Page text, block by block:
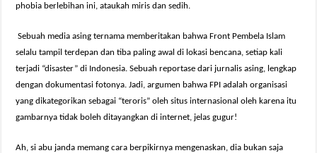
phobia berlebihan ini, ataukah miris dan sedih.
Sebuah media asing ternama memberitakan bahwa Front Pembela Islam
selalu tampil terdepan dan tiba paling awal di lokasi bencana, setiap kali
terjadi “disaster” di Indonesia. Sebuah reportase dari jurnalis asing, lengkap
dengan dokumentasi fotonya. Jadi, argumen bahwa FPI adalah organisasi
yang dikategorikan sebagai “teroris” oleh situs internasional oleh karena itu
gambarnya tidak boleh ditayangkan di internet, jelas gugur!
Ah, si abu janda memang cara berpikirnya mengenaskan, dia bukan saja